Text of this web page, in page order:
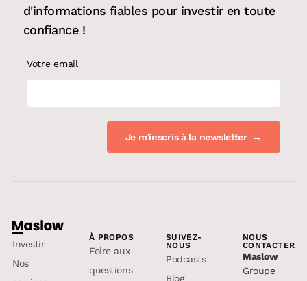
d'informations fiables pour investir en toute
confiance !
Votre email
Investir
Nos
À PROPOS
Foire aux
questions
SUIVEZ-
NOUS
Podcasts
Blog
NOUS
CONTACTER
Maslow
Groupe